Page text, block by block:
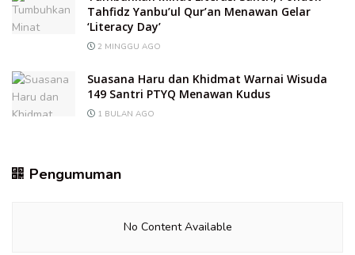
Tahfidz Yanbu’ul Qur’an Menawan Gelar
‘Literacy Day’
2 MINGGU AGO
Suasana Haru dan Khidmat Warnai Wisuda
149 Santri PTYQ Menawan Kudus
1 BULAN AGO
Pengumuman
No Content Available